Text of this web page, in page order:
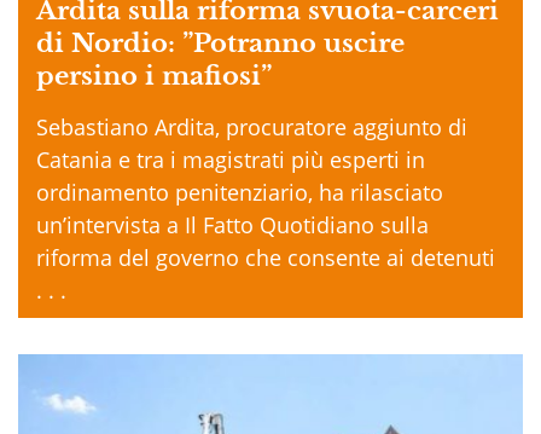
Ardita sulla riforma svuota-carceri
di Nordio: ”Potranno uscire
persino i mafiosi”
Sebastiano Ardita, procuratore aggiunto di
Catania e tra i magistrati più esperti in
ordinamento penitenziario, ha rilasciato
un’intervista a Il Fatto Quotidiano sulla
riforma del governo che consente ai detenuti
. . .